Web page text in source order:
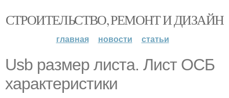
СТРОИТЕЛЬСТВО, РЕМОНТ И ДИЗАЙН
главная новости статьи
Usb размер листа. Лист ОСБ
характеристики